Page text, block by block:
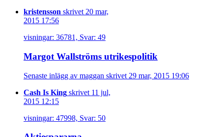
kristensson skrivet 20 mar,
2015 17:56
visningar: 36781, Svar: 49
Margot Wallströms utrikespolitik
Senaste inlägg av maggan skrivet 29 mar, 2015 19:06
Cash Is King skrivet 11 jul,
2015 12:15
visningar: 47998, Svar: 50